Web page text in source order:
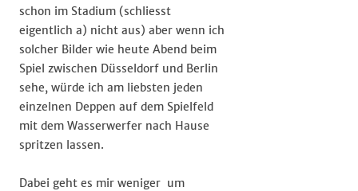
schon im Stadium (schliesst
eigentlich a) nicht aus) aber wenn ich
solcher Bilder wie heute Abend beim
Spiel zwischen Düsseldorf und Berlin
sehe, würde ich am liebsten jeden
einzelnen Deppen auf dem Spielfeld
mit dem Wasserwerfer nach Hause
spritzen lassen.
Dabei geht es mir weniger um